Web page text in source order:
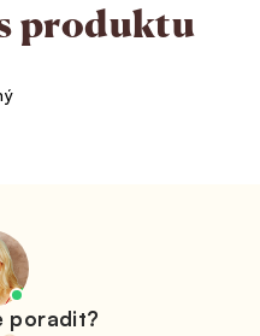
produktu
poradit?